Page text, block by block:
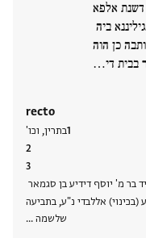
דשנת אלפא
ביה
כן הוה
בבית די…
recto
בתרין, וכו'
בר מ' יוסף דידיע בן סגמאר
(בכינוי) אללבדי נ"ע, בתביעה
שלשמה …